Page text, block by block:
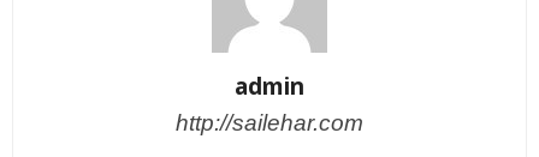
admin
http://sailehar.com